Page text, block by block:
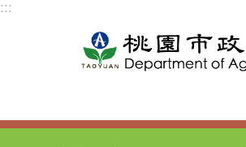
跳到主要內容區塊
:::